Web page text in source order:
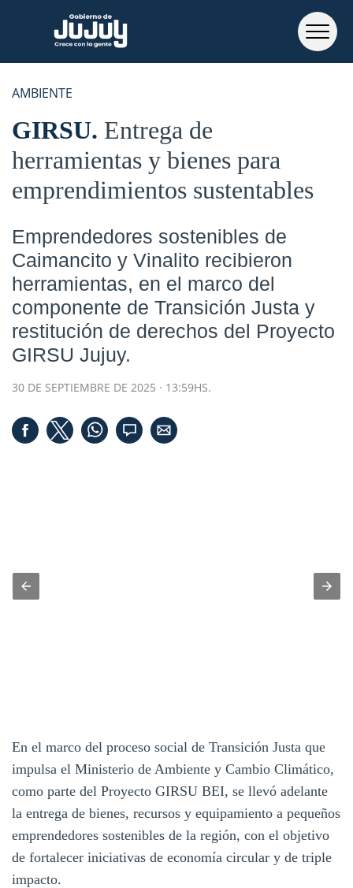
AMBIENTE
GIRSU Entrega de
herramientas y bienes para
emprendimientos sustentables
Emprendedores sostenibles de
Caimancito y Vinalito recibieron
herramientas, en el marco del
componente de Transición Justa y
restitución de derechos del Proyecto
GIRSU Jujuy.
30 DE SEPTIEMBRE DE 2025 · 13:59HS.
En el marco del proceso social de Transición Justa que
impulsa el Ministerio de Ambiente y Cambio Climático,
como parte del Proyecto GIRSU BEI, se llevó adelante
la entrega de bienes, recursos y equipamiento a pequeños
emprendedores sostenibles de la región, con el objetivo
de fortalecer iniciativas de economía circular y de triple
impacto.